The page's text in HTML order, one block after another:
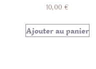
10,00 €
Ajouter au panier